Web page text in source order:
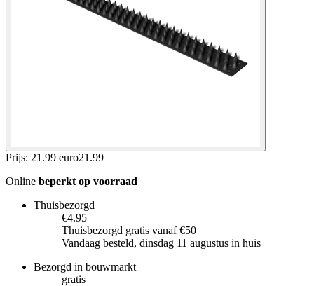
Prijs: 21.99 euro21 .99
Online beperkt op voorraad
Thuisbezorgd
€4.95
Thuisbezorgd gratis vanaf €50
Vandaag besteld, dinsdag 11 augustus in huis
Bezorgd in bouwmarkt
gratis